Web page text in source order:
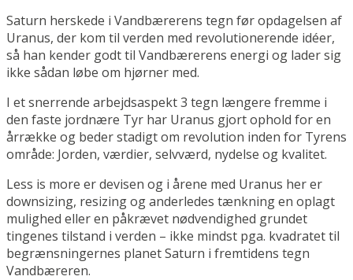
Saturn herskede i Vandbærerens tegn før opdagelsen af
Uranus, der kom til verden med revolutionerende idéer,
så han kender godt til Vandbærerens energi og lader sig
ikke sådan løbe om hjørner med.
I et snerrende arbejdsaspekt 3 tegn længere fremme i
den faste jordnære Tyr har Uranus gjort ophold for en
årrække og beder stadigt om revolution inden for Tyrens
område: Jorden, værdier, selvværd, nydelse og kvalitet.
Less is more er devisen og i årene med Uranus her er
downsizing, resizing og anderledes tænkning en oplagt
mulighed eller en påkrævet nødvendighed grundet
tingenes tilstand i verden – ikke mindst pga. kvadratet til
begrænsningernes planet Saturn i fremtidens tegn
Vandbæreren.